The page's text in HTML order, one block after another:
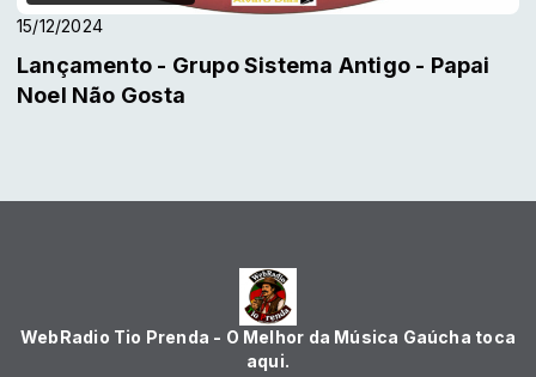
15/12/2024
Lançamento - Grupo Sistema Antigo - Papai
Noel Não Gosta
WebRadio Tio Prenda - O Melhor da Música Gaúcha toca
aqui.